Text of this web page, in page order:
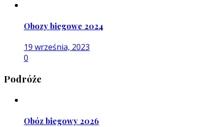
Obozy biegowe 2024
19 września, 2023
0
Podróże
Obóz biegowy 2026